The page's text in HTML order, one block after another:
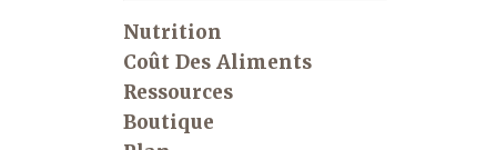
Nutrition
Coût Des Aliments
Ressources
Boutique